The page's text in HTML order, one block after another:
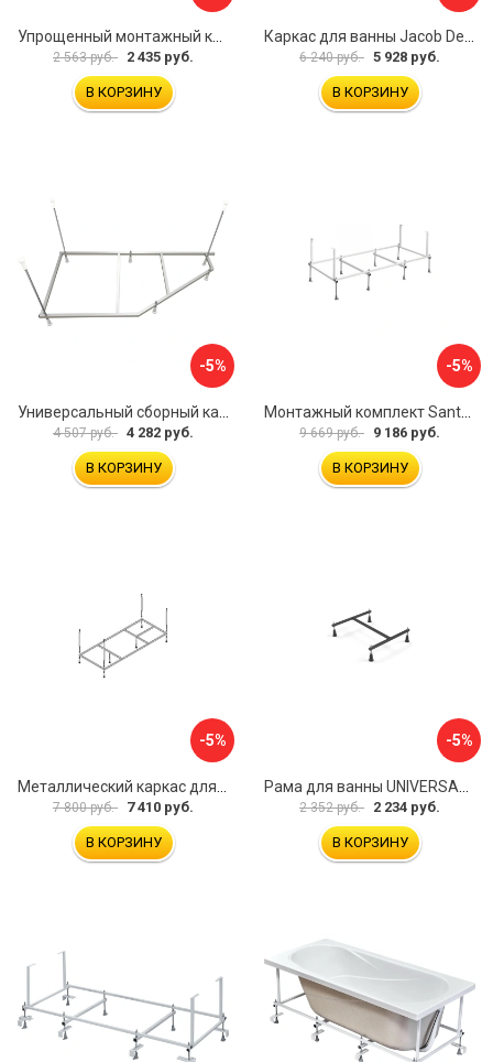
2 563 руб. 2 435 руб.
В КОРЗИНУ
6 240 руб. 5 928 руб.
В КОРЗИНУ
-5%
4 507 руб. 4 282 руб.
В КОРЗИНУ
-5%
9 669 руб. 9 186 руб.
В КОРЗИНУ
-5%
Металлический каркас для акриловой ванны Cezares EMP-170-70-MF-R
7 800 руб. 7 410 руб.
В КОРЗИНУ
-5%
Рама для ванны UNIVERSAL Cersanit K-RW-UNIVERSAL160-170
2 352 руб. 2 234 руб.
В КОРЗИНУ